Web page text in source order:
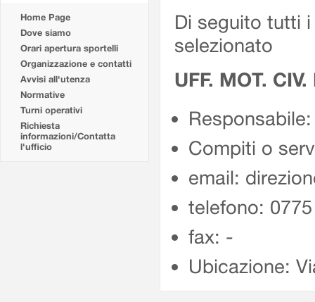
Home Page
Dove siamo
Orari apertura sportelli
Organizzazione e contatti
Avvisi all'utenza
Normative
Turni operativi
Richiesta
informazioni/Contatta
l'ufficio
Di seguito tutti
selezionato
UFF. MOT.
Compiti o
email:
telefono:
fax: -
Ubicazione: